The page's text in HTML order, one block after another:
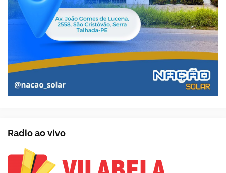
Radio ao vivo